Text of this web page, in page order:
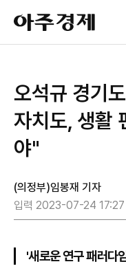
아
주
경
오석규 경기
자치도, 생활
야"
(의정부)임봉재 기자
입력 2023-07-24 17:27
'새로운 연구 패러다